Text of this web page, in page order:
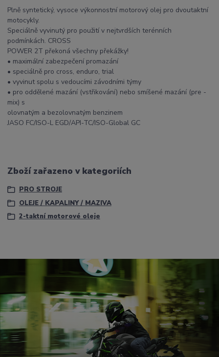
Plně syntetický, vysoce výkonnostní motorový olej pro dvoutaktní
motocykly.
Speciálně vyvinutý pro použití v nejtvrdších terénních
podmínkách. CROSS
POWER 2T překoná všechny překážky!
• maximální zabezpečení promazání
• speciálně pro cross, enduro, trial
• vyvinut spolu s vedoucími závodními týmy
• pro oddělené mazání (vstřikování) nebo smíšené mazání (pre -
mix) s
olovnatým a bezolovnatým benzinem
JASO FC/ISO-L EGD/API-TC/ISO-Global GC
Zboží zařazeno v kategoriích
PRO STROJE
OLEJE / KAPALINY / MAZIVA
2-taktní motorové oleje